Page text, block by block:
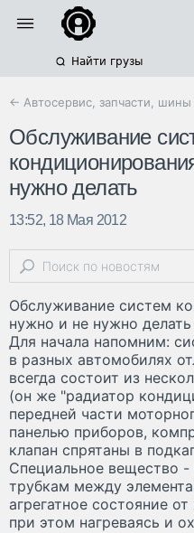
Найти грузы
← Автосервис, запчасти, шины
Обслуживание
нужно делать
13:52, 18 Мая 2012
Обслуживание систем
нужно и не нужно делать
Для начала напомним:
в разных автомобилях
всегда состоит из
(он же "радиатор
передней части
панелью приборов,
клапан спрятаны в
Специальное вещество -
трубкам между
агрегатное состояние
при этом нагреваясь и